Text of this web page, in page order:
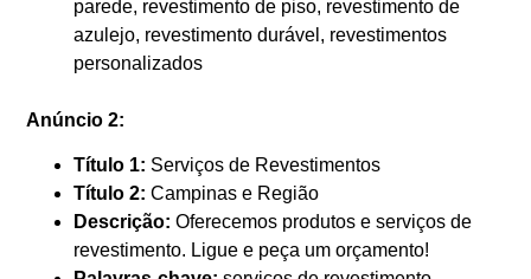
parede, revestimento de piso, revestimento de
azulejo, revestimento durável, revestimentos
personalizados
Anúncio 2:
Título 1: Serviços de Revestimentos
Título 2: Campinas e Região
Descrição: Oferecemos produtos e serviços de
revestimento. Ligue e peça um orçamento!